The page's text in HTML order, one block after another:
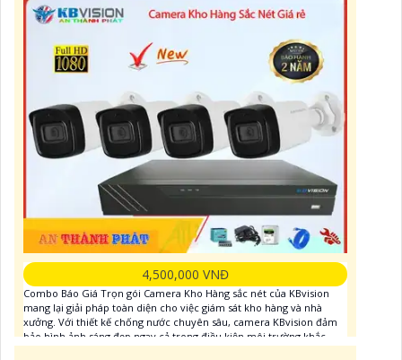
4,500,000 VNĐ
Combo Báo Giá Trọn gói Camera Kho Hàng sắc nét của KBvision
mang lại giải pháp toàn diện cho việc giám sát kho hàng và nhà
xưởng. Với thiết kế chống nước chuyên sâu, camera KBvision đảm
bảo hình ảnh sáng đẹp ngay cả trong điều kiện môi trường khắc